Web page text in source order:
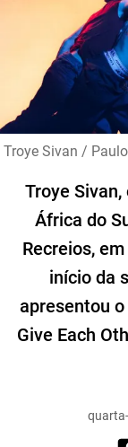
Troye Sivan /
Troye
África do
Recreios,
início da
apresentou
Give Each